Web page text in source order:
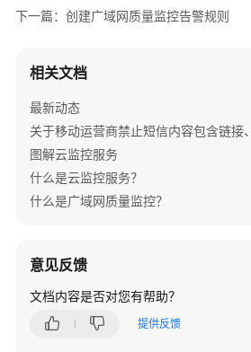
监
购
域
网
量
监
源
创
下一篇：创建广域网质量监控告警规则
相关文档
最新动态
关于移动运营商禁止短信内容包含链接
图解云监控服务
什么是云监控服务？
什么是广域网质量监控？
意见反馈
文档内容是否对您有帮助？
提供反馈